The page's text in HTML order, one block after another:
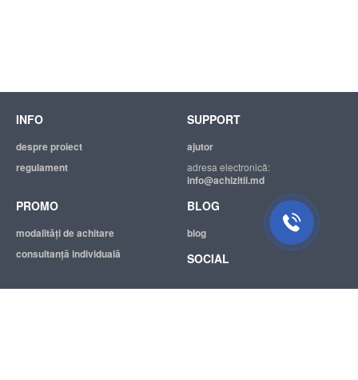
INFO
despre proiect
regulament
SUPPORT
ajutor
adresa electronică:
info@achizitii.md
PROMO
modalităţi de achitare
consultanță individuală
BLOG
blog
SOCIAL